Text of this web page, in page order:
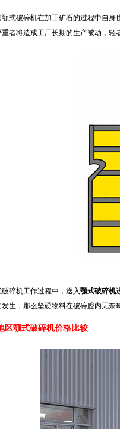
颚式破碎机在加工矿石的过程中自
者将造成工厂长期的生产被动，轻
破碎机工作过程中，送入颚式破碎机
生，那么坚硬物料在破碎腔内无
区颚式破碎机价格比较